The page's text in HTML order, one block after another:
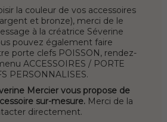
la couleur de vos accessoires
et bronze), merci de le
à la créatrice Séverine
pouvez également faire
porte clefs POISSON, rendez-
ACCESSOIRES / PORTE
PERSONNALISES.
Mercier vous propose de
sur-mesure. Merci de la
directement.